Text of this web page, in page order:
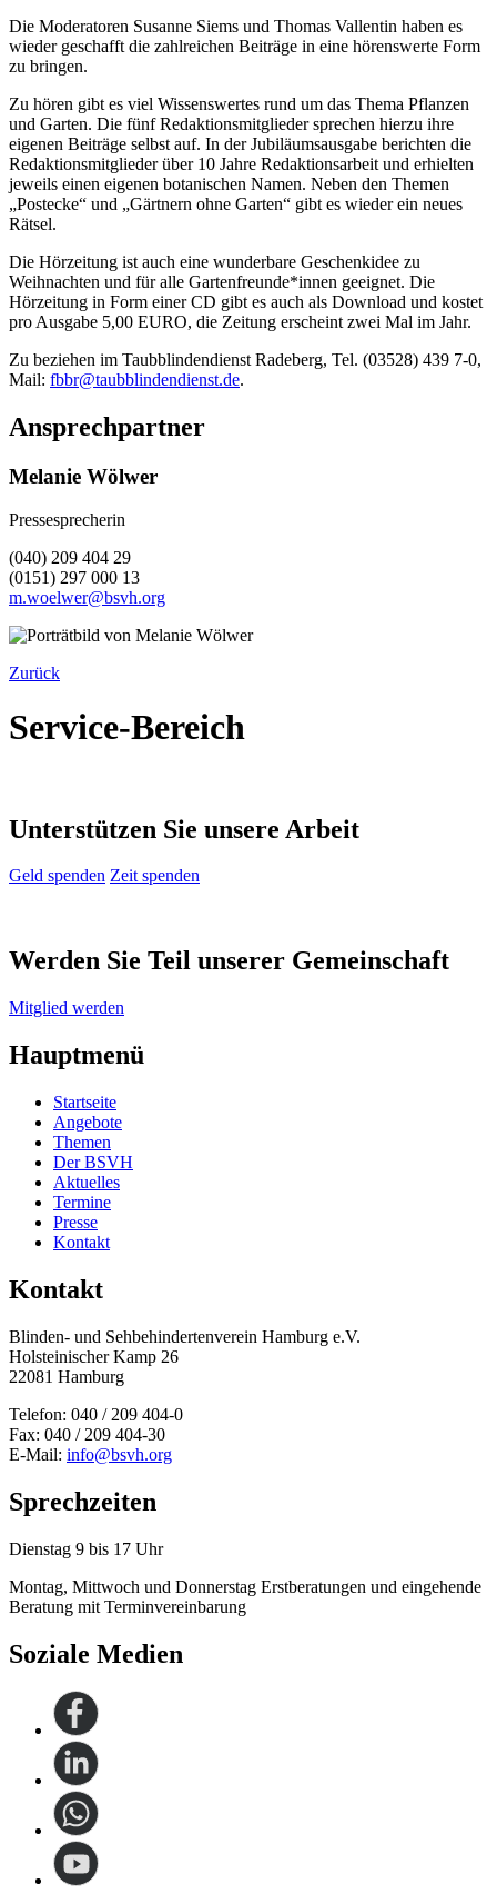
Die Moderatoren Susanne Siems und Thomas Vallentin haben es
wieder geschafft die zahlreichen Beiträge in eine hörenswerte Form
zu bringen.
Zu hören gibt es viel Wissenswertes rund um das Thema Pflanzen
und Garten. Die fünf Redaktionsmitglieder sprechen hierzu ihre
eigenen Beiträge selbst auf. In der Jubiläumsausgabe berichten die
Redaktionsmitglieder über 10 Jahre Redaktionsarbeit und erhielten
jeweils einen eigenen botanischen Namen. Neben den Themen
„Postecke“ und „Gärtnern ohne Garten“ gibt es wieder ein neues
Rätsel.
Die Hörzeitung ist auch eine wunderbare Geschenkidee zu
Weihnachten und für alle Gartenfreunde*innen geeignet. Die
Hörzeitung in Form einer CD gibt es auch als Download und kostet
pro Ausgabe 5,00 EURO, die Zeitung erscheint zwei Mal im Jahr.
Zu beziehen im Taubblindendienst Radeberg, Tel. (03528) 439 7-0,
Mail: fbbr@taubblindendienst.de.
Ansprechpartner
Melanie Wölwer
Pressesprecherin
(040) 209 404 29
(0151) 297 000 13
m.woelwer@bsvh.org
Zurück
Service-Bereich
Unterstützen Sie unsere Arbeit
Geld spenden Zeit spenden
Werden Sie Teil unserer Gemeinschaft
Mitglied werden
Hauptmenü
Startseite
Angebote
Themen
Der BSVH
Aktuelles
Termine
Presse
Kontakt
Kontakt
Blinden- und Sehbehinderten­verein Hamburg e.V.
Holsteinischer Kamp 26
22081 Hamburg
Telefon: 040 / 209 404-0
Fax: 040 / 209 404-30
E-Mail: info@bsvh.org
Sprechzeiten
Dienstag 9 bis 17 Uhr
Montag, Mittwoch und Donnerstag Erstberatungen und eingehende
Beratung mit Terminvereinbarung
Soziale Medien